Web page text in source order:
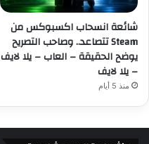
شائعة انسحاب اكسبوكس من
Steam تتصاعد.. وصاحب التصريح
يوضح الحقيقة – العاب – يلا لايف
– يلا لايف
منذ 5 أيام